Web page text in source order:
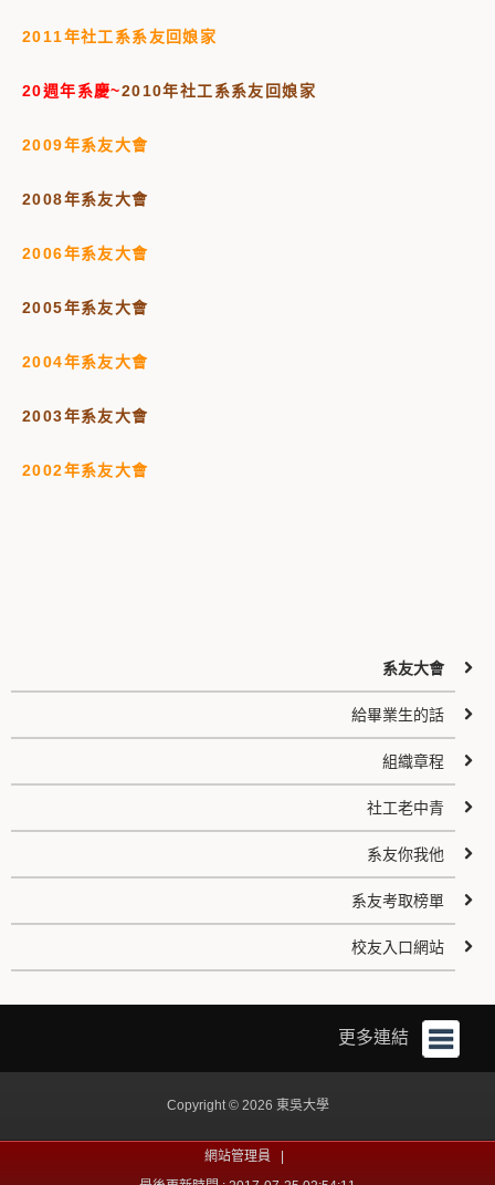
2011年社工系系友回娘家
20週年系慶~2010年社工系系友回娘家
2009年系友大會
2008年系友大會
2006年系友大會
2005年系友大會
2004年系友大會
2003年系友大會
2002年系友大會
系友大會
給畢業生的話
組織章程
社工老中青
系友你我他
系友考取榜單
校友入口網站
更多連結
Copyright © 2026 東吳大學
網站管理員 |